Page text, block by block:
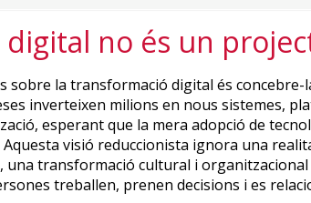
no és un
sobre la transformació digital és concebre-
inverteixen milions en nous sistemes,
esperant que la mera adopció de
visió reduccionista ignora una
transformació cultural i organitzacional
treballen, prenen decisions i es